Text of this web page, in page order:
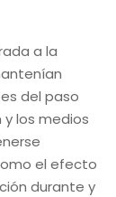
a la
del paso
los medios
el efecto
durante y